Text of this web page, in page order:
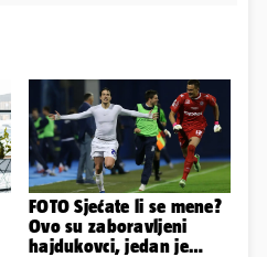
FOTO Sjećate li se mene?
Ovo su zaboravljeni
hajdukovci, jedan je